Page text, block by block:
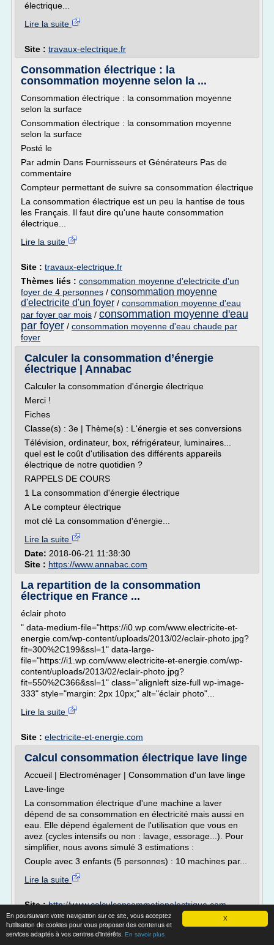
X
En poursuivant votre navigation sur ce site, vous acceptez
l'utilisation de cookies pour vous proposer des contenus et
services adaptés à vos centres d'intérêts. En savoir plus
électrique...
Lire la suite
Site : travaux-electrique.fr
Consommation électrique : la
consommation moyenne selon la ...
Consommation électrique : la consommation moyenne
selon la surface
Consommation électrique : la consommation moyenne
selon la surface
Posté le
Par admin Dans Fournisseurs et Générateurs Pas de
commentaire
Compteur permettant de suivre sa consommation électrique
La consommation électrique est un peu la hantise de tous
les Français. Il faut dire qu'une haute consommation
électrique...
Lire la suite
Site : travaux-electrique.fr
Thèmes liés : consommation moyenne d'electricite d'un
foyer de 4 personnes / consommation moyenne
d'electricite d'un foyer / consommation moyenne d'eau
par foyer par mois / consommation moyenne d'eau
par foyer / consommation moyenne d'eau chaude par
foyer
Calculer la consommation d’énergie
électrique | Annabac
Calculer la consommation d'énergie électrique
Merci !
Fiches
Classe(s) : 3e | Thème(s) : L'énergie et ses conversions
Télévision, ordinateur, box, réfrigérateur, luminaires...
quel est le coût d'utilisation des différents appareils
électrique de notre quotidien ?
RAPPELS DE COURS
1 La consommation d'énergie électrique
A Le compteur électrique
mot clé La consommation d'énergie...
Lire la suite
Date: 2018-06-21 11:38:30
Site : https://www.annabac.com
La repartition de la consommation
électrique en France ...
éclair photo
" data-medium-file="https://i0.wp.com/www.electricite-et-
energie.com/wp-content/uploads/2013/02/eclair-photo.jpg?
fit=300%2C199&ssl=1" data-large-
file="https://i1.wp.com/www.electricite-et-energie.com/wp-
content/uploads/2013/02/eclair-photo.jpg?
fit=550%2C366&ssl=1" class="alignleft size-full wp-image-
333" style="margin: 2px 10px;" alt="éclair photo"...
Lire la suite
Site : electricite-et-energie.com
Calcul consommation électrique lave linge
Accueil | Electroménager | Consommation d'un lave linge
Lave-linge
La consommation électrique d'une machine a laver
dépend de sa consommation en électricité mais aussi en
eau. Elle dépend également de l'utilisation que vous en
avez (cycles intensifs ou non : lavage, essorage...). Pour
simplifier, nous avons simulé 3 estimations :
Couple avec 3 enfants (5 personnes) : 10 machines par...
Lire la suite
Site :http://www.calculconsommationelectrique.com
Thèmes liés :consommation d'eau moyenne d'un
lave linge/consommation d'eau annuelle d'un lave linge
consommation d'eau d'un lave linge